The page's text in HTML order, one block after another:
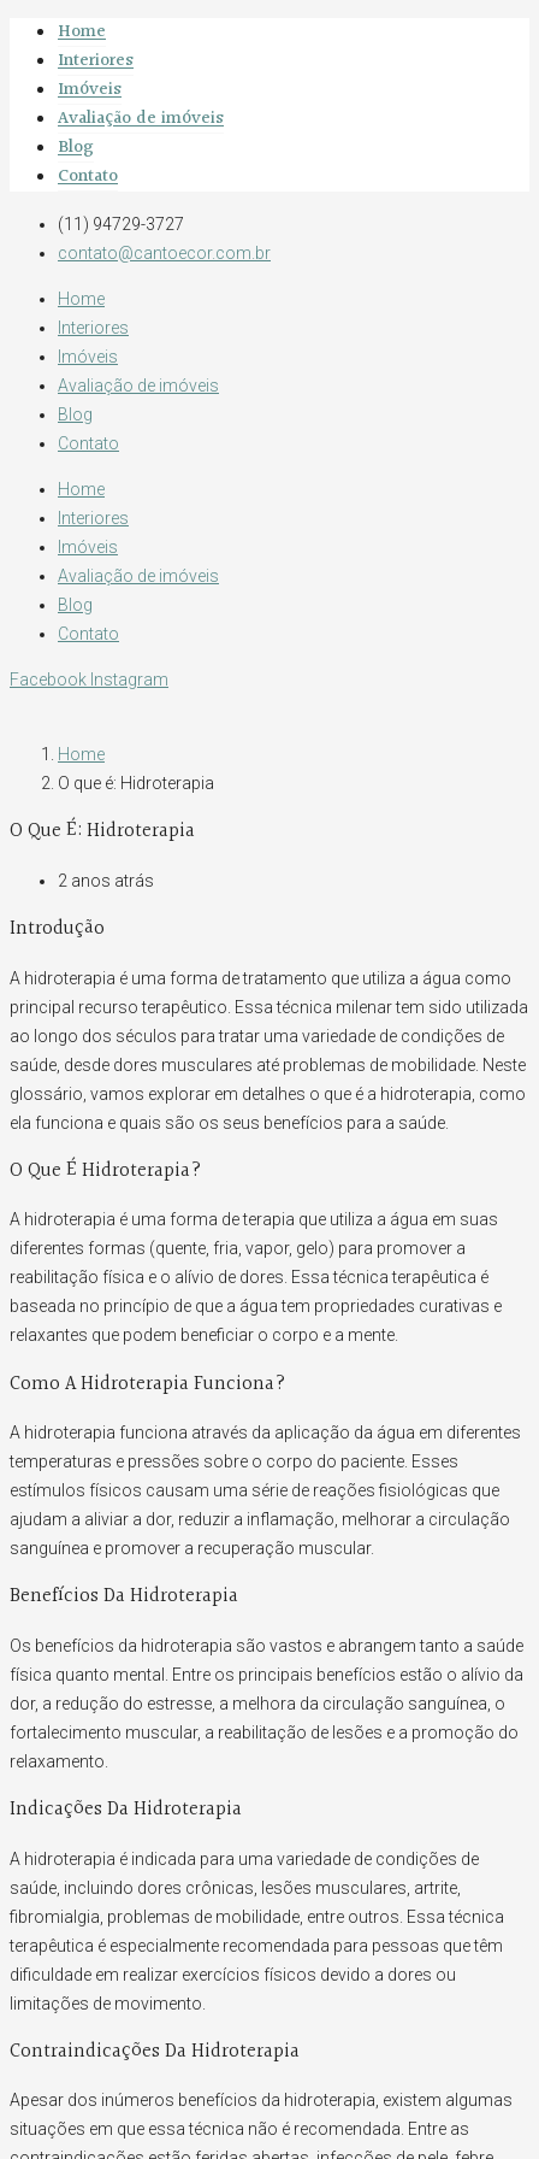
Home
Interiores
Imóveis
Avaliação de imóveis
Blog
Contato
(11) 94729-3727
contato@cantoecor.com.br
Home
Interiores
Imóveis
Avaliação de imóveis
Blog
Contato
Home
Interiores
Imóveis
Avaliação de imóveis
Blog
Contato
Facebook Instagram
Home
O que é: Hidroterapia
O Que É: Hidroterapia
2 anos atrás
Introdução
A hidroterapia é uma forma de tratamento que utiliza a água como
principal recurso terapêutico. Essa técnica milenar tem sido utilizada
ao longo dos séculos para tratar uma variedade de condições de
saúde, desde dores musculares até problemas de mobilidade. Neste
glossário, vamos explorar em detalhes o que é a hidroterapia, como
ela funciona e quais são os seus benefícios para a saúde.
O Que É Hidroterapia?
A hidroterapia é uma forma de terapia que utiliza a água em suas
diferentes formas (quente, fria, vapor, gelo) para promover a
reabilitação física e o alívio de dores. Essa técnica terapêutica é
baseada no princípio de que a água tem propriedades curativas e
relaxantes que podem beneficiar o corpo e a mente.
Como A Hidroterapia Funciona?
A hidroterapia funciona através da aplicação da água em diferentes
temperaturas e pressões sobre o corpo do paciente. Esses
estímulos físicos causam uma série de reações fisiológicas que
ajudam a aliviar a dor, reduzir a inflamação, melhorar a circulação
sanguínea e promover a recuperação muscular.
Benefícios Da Hidroterapia
Os benefícios da hidroterapia são vastos e abrangem tanto a saúde
física quanto mental. Entre os principais benefícios estão o alívio da
dor, a redução do estresse, a melhora da circulação sanguínea, o
fortalecimento muscular, a reabilitação de lesões e a promoção do
relaxamento.
Indicações Da Hidroterapia
A hidroterapia é indicada para uma variedade de condições de
saúde, incluindo dores crônicas, lesões musculares, artrite,
fibromialgia, problemas de mobilidade, entre outros. Essa técnica
terapêutica é especialmente recomendada para pessoas que têm
dificuldade em realizar exercícios físicos devido a dores ou
limitações de movimento.
Contraindicações Da Hidroterapia
Apesar dos inúmeros benefícios da hidroterapia, existem algumas
situações em que essa técnica não é recomendada. Entre as